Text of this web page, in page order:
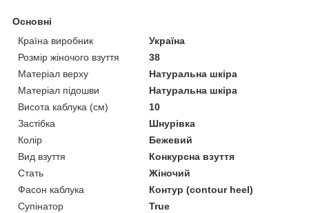
Основні
Країна виробник
Україна
Розмір жіночого взуття
38
Матеріал верху
Натуральна шкіра
Матеріал підошви
Натуральна шкіра
Висота каблука (см)
10
Застібка
Шнурівка
Колір
Бежевий
Вид взуття
Конкурсна взуття
Стать
Жіночий
Фасон каблука
Контур (contour heel)
Супінатор
True